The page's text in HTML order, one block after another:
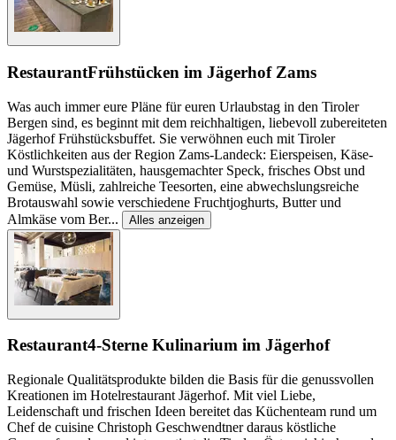
RestaurantFrühstücken im Jägerhof Zams
Was auch immer eure Pläne für euren Urlaubstag in den Tiroler
Bergen sind, es beginnt mit dem reichhaltigen, liebevoll zubereiteten
Jägerhof Frühstücksbuffet. Sie verwöhnen euch mit Tiroler
Köstlichkeiten aus der Region Zams-Landeck: Eierspeisen, Käse-
und Wurstspezialitäten, hausgemachter Speck, frisches Obst und
Gemüse, Müsli, zahlreiche Teesorten, eine abwechslungsreiche
Brotauswahl sowie verschiedene Fruchtjoghurts, Butter und
Almkäse vom Ber... Alles anzeigen
Restaurant4-Sterne Kulinarium im Jägerhof
Regionale Qualitätsprodukte bilden die Basis für die genussvollen
Kreationen im Hotelrestaurant Jägerhof. Mit viel Liebe,
Leidenschaft und frischen Ideen bereitet das Küchenteam rund um
Chef de cuisine Christoph Geschwendtner daraus köstliche